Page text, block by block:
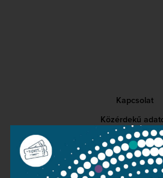
Kapcsolat
Közérdekű
Sajtószoba
Adatvédelem